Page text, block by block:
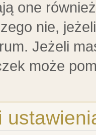
one
nie,
Jeżeli
może